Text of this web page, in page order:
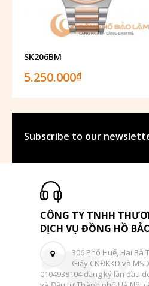
SK206BM
5.250.000₫
Subscribe to our
CÔNG TY TNHH
DỊCH VỤ ĐỒNG HỒ
306 Phố Huế, Hai Bà
Giấy CNĐKKD và
0104938104 đăng ký lần đầu